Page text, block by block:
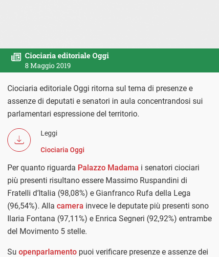
Ciociaria editoriale Oggi
8 Maggio 2019
Ciociaria editoriale Oggi ritorna sul tema di presenze e
assenze di deputati e senatori in aula concentrandosi sui
parlamentari espressione del territorio.
Leggi
Ciociaria Oggi
Per quanto riguarda Palazzo Madama i senatori ciociari
più presenti risultano essere Massimo Ruspandini di
Fratelli d’Italia (98,08%) e Gianfranco Rufa della Lega
(96,54%). Alla camera invece le deputate più presenti sono
Ilaria Fontana (97,11%) e Enrica Segneri (92,92%) entrambe
del Movimento 5 stelle.
Su openparlamento puoi verificare presenze e assenze dei